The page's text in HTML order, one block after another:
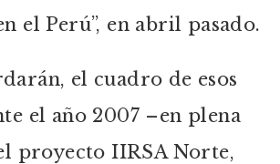
el Perú”, en abril pasado.
el cuadro de esos
el año 2007 –en plena
proyecto IIRSA Norte,